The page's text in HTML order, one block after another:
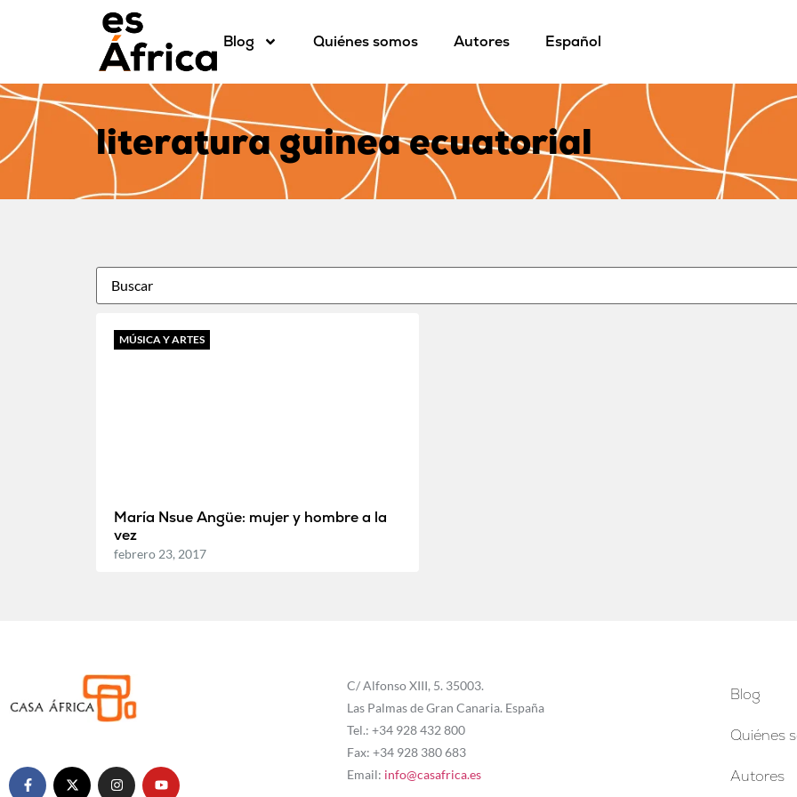
Blog Quiénes somos Autores Español
literatura guinea ecuatorial
MÚSICA Y ARTES
María Nsue Angüe: mujer y hombre a la
vez
febrero 23, 2017
C/ Alfonso XIII, 5. 35003.
Las Palmas de Gran Canaria. España
Tel.: +34 928 432 800
Fax: +34 928 380 683
Email: info@casafrica.es
Blog
Quiénes
Autores